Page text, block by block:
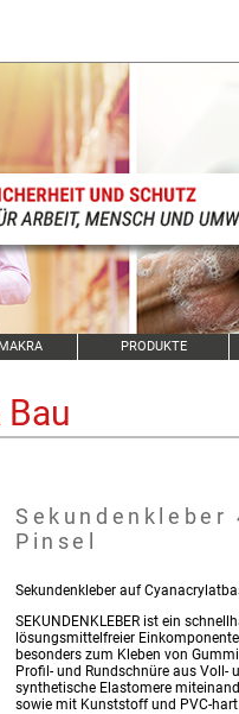
PRODUKTE
Sekundenkleber
Pinsel
Sekundenkleber auf
SEKUNDENKLEBER ist ein
lösungsmittelfreier
besonders zum Kleben von
Profil- und Rundschnüre aus Voll-
synthetische Elastomere
sowie mit Kunststoff und PVC-